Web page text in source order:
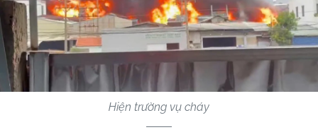
Hiện trường vụ cháy